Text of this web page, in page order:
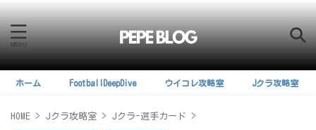
ホーム FootballDeepDive ウイコレ攻略室 Jクラ攻略室
HOME > Jクラ攻略室 > Jクラ-選手カード >